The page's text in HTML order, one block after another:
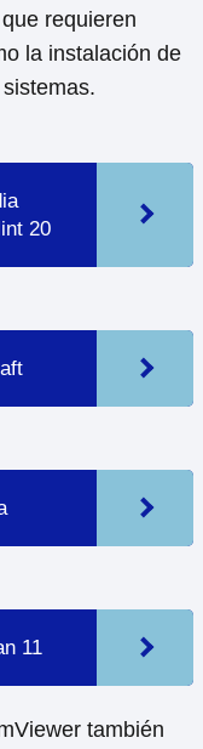
requieren
la instalación de
20
11
también